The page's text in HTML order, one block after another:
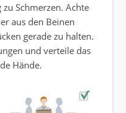
Schmerzen. Achte
aus den Beinen
gerade zu halten.
und verteile das
Hände.